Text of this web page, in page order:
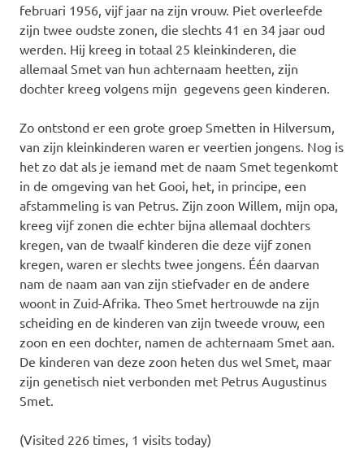
februari 1956, vijf jaar na zijn vrouw. Piet overleefde
zijn twee oudste zonen, die slechts 41 en 34 jaar oud
werden. Hij kreeg in totaal 25 kleinkinderen, die
allemaal Smet van hun achternaam heetten, zijn
dochter kreeg volgens mijn gegevens geen kinderen.
Zo ontstond er een grote groep Smetten in Hilversum,
van zijn kleinkinderen waren er veertien jongens. Nog is
het zo dat als je iemand met de naam Smet tegenkomt
in de omgeving van het Gooi, het, in principe, een
afstammeling is van Petrus. Zijn zoon Willem, mijn opa,
kreeg vijf zonen die echter bijna allemaal dochters
kregen, van de twaalf kinderen die deze vijf zonen
kregen, waren er slechts twee jongens. Één daarvan
nam de naam aan van zijn stiefvader en de andere
woont in Zuid-Afrika. Theo Smet hertrouwde na zijn
scheiding en de kinderen van zijn tweede vrouw, een
zoon en een dochter, namen de achternaam Smet aan.
De kinderen van deze zoon heten dus wel Smet, maar
zijn genetisch niet verbonden met Petrus Augustinus
Smet.
(Visited 226 times, 1 visits today)